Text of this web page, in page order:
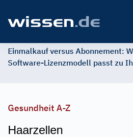
Einmalkauf versus Abonnement:
Software-Lizenzmodell passt zu
Gesundheit A-Z
Haarzellen